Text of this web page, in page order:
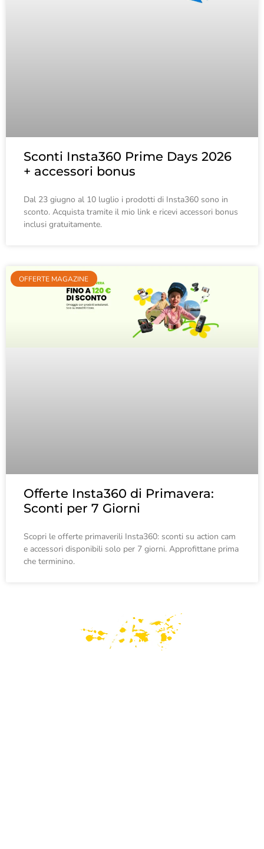
Sconti Insta360 Prime Days 2026
+ accessori bonus
Dal 23 giugno al 10 luglio i prodotti di Insta360 sono in
sconto. Acquista tramite il mio link e ricevi accessori bonus
inclusi gratuitamente.
OFFERTE MAGAZINE
Offerte Insta360 di Primavera:
Sconti per 7 Giorni
Scopri le offerte primaverili Insta360: sconti su action cam
e accessori disponibili solo per 7 giorni. Approfittane prima
che terminino.